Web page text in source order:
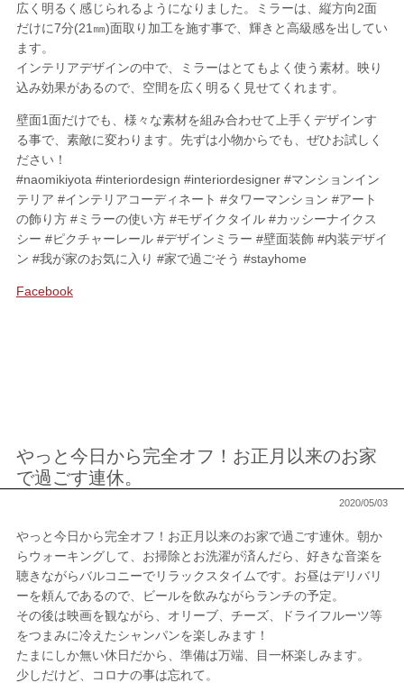
広く明るく感じられるようになりました。ミラーは、縦方向2面
だけに7分(21㎜)面取り加工を施す事で、輝きと高級感を出してい
ます。
インテリアデザインの中で、ミラーはとてもよく使う素材。映り
込み効果があるので、空間を広く明るく見せてくれます。
壁面1面だけでも、様々な素材を組み合わせて上手くデザインす
る事で、素敵に変わります。先ずは小物からでも、ぜひお試しく
ださい！
#naomikiyota #interiordesign #interiordesigner #マンションイン
テリア #インテリアコーディネート #タワーマンション #アート
の飾り方 #ミラーの使い方 #モザイクタイル #カッシーナイクス
シー #ピクチャーレール #デザインミラー #壁面装飾 #内装デザイ
ン #我が家のお気に入り #家で過ごそう #stayhome
Facebook
やっと今日から完全オフ！お正月以来のお家
で過ごす連休。
2020/05/03
やっと今日から完全オフ！お正月以来のお家で過ごす連休。朝か
らウォーキングして、お掃除とお洗濯が済んだら、好きな音楽を
聴きながらバルコニーでリラックスタイムです。お昼はデリバリ
ーを頼んであるので、ビールを飲みながらランチの予定。
その後は映画を観ながら、オリーブ、チーズ、ドライフルーツ等
をつまみに冷えたシャンパンを楽しみます！
たまにしか無い休日だから、準備は万端、目一杯楽しみます。
少しだけど、コロナの事は忘れて。